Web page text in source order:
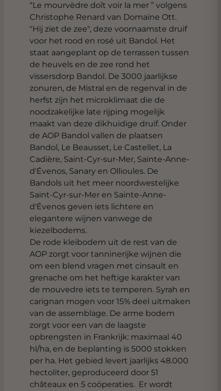
“Le mourvèdre doît voir la mer ” volgens
Christophe Renard van Domaine Ott.
"Hij ziet de zee", deze voornaamste druif
voor het rood en rosé uit Bandol. Het
staat aangeplant op de terrassen tussen
de heuvels en de zee rond het
vissersdorp Bandol. De 3000 jaarlijkse
zonuren, de Mistral en de regenval in de
herfst zijn het microklimaat die de
noodzakelijke late rijping mogelijk
maakt van deze dikhuidige druif. Onder
de AOP Bandol vallen de plaatsen
Bandol, Le Beausset, Le Castellet, La
Cadière, Saint-Cyr-sur-Mer, Sainte-Anne-
d'Évenos, Sanary en Ollioules. De
Bandols uit het meer noordwestelijke
Saint-Cyr-sur-Mer en Sainte-Anne-
d'Évenos geven iets lichtere en
elegantere wijnen vanwege de
kiezelbodems.
De rode kleibodem uit de rest van de
AOP zorgt voor tanninerijke wijnen die
om een blend vragen met cinsault en
grenache om het heftige karakter van
de mouvedre iets te temperen. Syrah en
carignan mogen voor 15% deel uitmaken
van de assemblage. De arme bodem
zorgt voor een van de laagste
opbrengsten in Frankrijk: maximaal 40
hl/ha, en de beplanting is 5000 stokken
per ha. Het gebied levert jaarlijks 48.000
hectoliter, geproduceerd door 51
châteaux en 5 coöperaties. Er wordt